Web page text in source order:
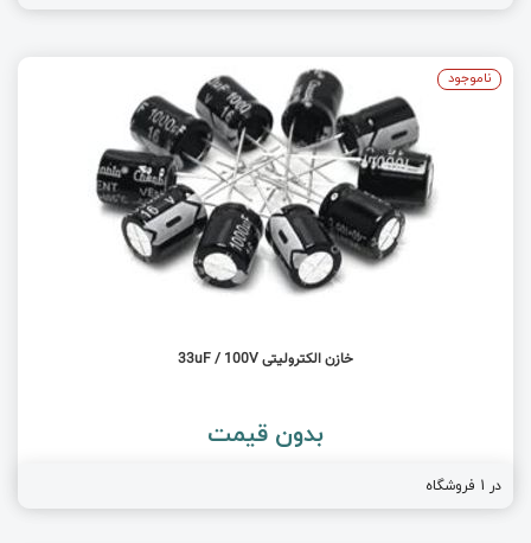
خازن الکترولیتی 33uF / 100V
بدون قیمت
در 1 فروشگاه
ناموجود